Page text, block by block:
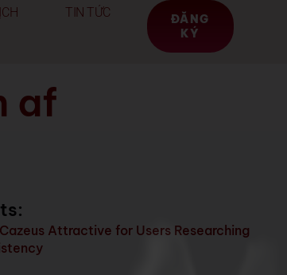
TIN TỨC
ĐĂNG
KÝ
af
Attractive for Users Researching